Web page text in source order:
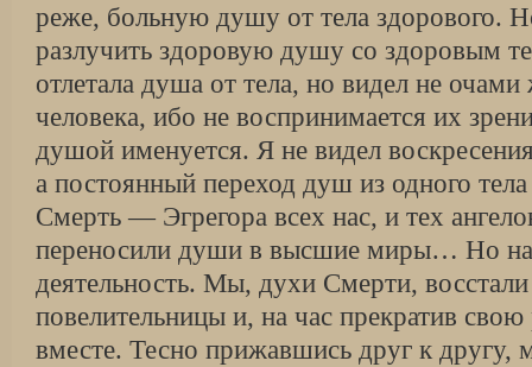
реже, больную душу от тела здорового.
разлучить здоровую душу со здоровым
отлетала душа от тела, но видел не
человека, ибо не воспринимается их
душой именуется. Я не видел
а постоянный переход душ из одного
Смерть — Эгрегора всех нас, и тех
переносили души в высшие миры… Но
деятельность. Мы, духи Смерти,
повелительницы и, на час прекратив свою
вместе. Тесно прижавшись друг к другу,